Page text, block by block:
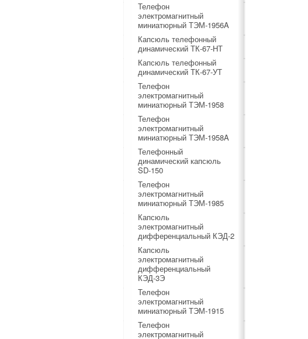
Телефон
электромагнитный
миниатюрный ТЭМ-1956A
Капсюль телефонный
динамический ТК-67-НТ
Капсюль телефонный
динамический ТК-67-УТ
Телефон
электромагнитный
миниатюрный ТЭМ-1958
Телефон
электромагнитный
миниатюрный ТЭМ-1958A
Телефонный
динамический капсюль
SD-150
Телефон
электромагнитный
миниатюрный ТЭМ-1985
Капсюль
электромагнитный
дифференциальный КЭД-2
Капсюль
электромагнитный
дифференциальный
КЭД-3Э
Телефон
электромагнитный
миниатюрный ТЭМ-1915
Телефон
электромагнитный